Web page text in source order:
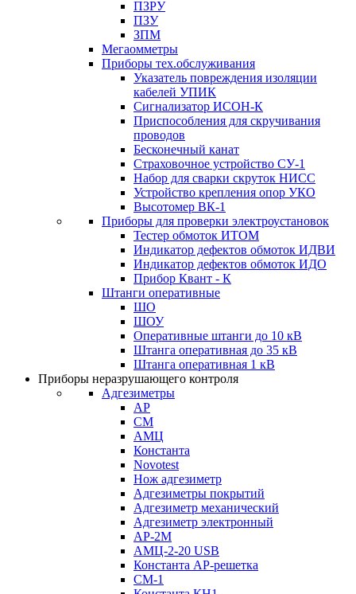
ПЗРУ
ПЗУ
ЗПМ
Мегаомметры
Приборы тех.обслуживания
Указатель повреждения изоляции
кабелей УПИК
Сигнализатор ИСОН-К
Приспособления для скручивания
проводов
Бесконечный канат
Страховочное устройство СУ-1
Набор для сварки скруток НИСС
Устройство крепления опор УКО
Высотомер ВК-1
Приборы для проверки электроустановок
Тестер обмоток ИТОМ
Индикатор дефектов обмоток ИДВИ
Индикатор дефектов обмоток ИДО
Прибор Квант - К
Штанги оперативные
ШО
ШОУ
Оперативные штанги до 10 кВ
Штанга оперативная до 35 кВ
Штанга оперативная 1 кВ
Приборы неразрушающего контроля
Адгезиметры
АР
СМ
АМЦ
Константа
Novotest
Нож адгезиметр
Адгезиметры покрытий
Адгезиметр механический
Адгезиметр электронный
АР-2М
АМЦ-2-20 USB
Константа АР-решетка
СМ-1